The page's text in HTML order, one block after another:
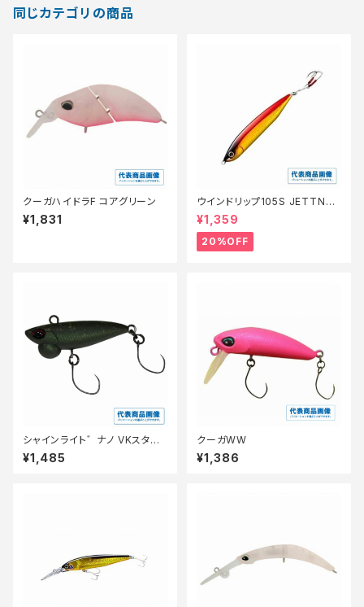
同じカテゴリの商品
クーガハイドラF コアグリーン
¥1,831
ウインドリップ105S JETTN−2
10N【特価ルアー】【20】
¥1,359
20%OFF
シャインライト゛ナノ VKスタッフ
カラー ヒ゛ーストオリーフ゛(赤
羽根悟)
¥1,485
クーガWW
¥1,386